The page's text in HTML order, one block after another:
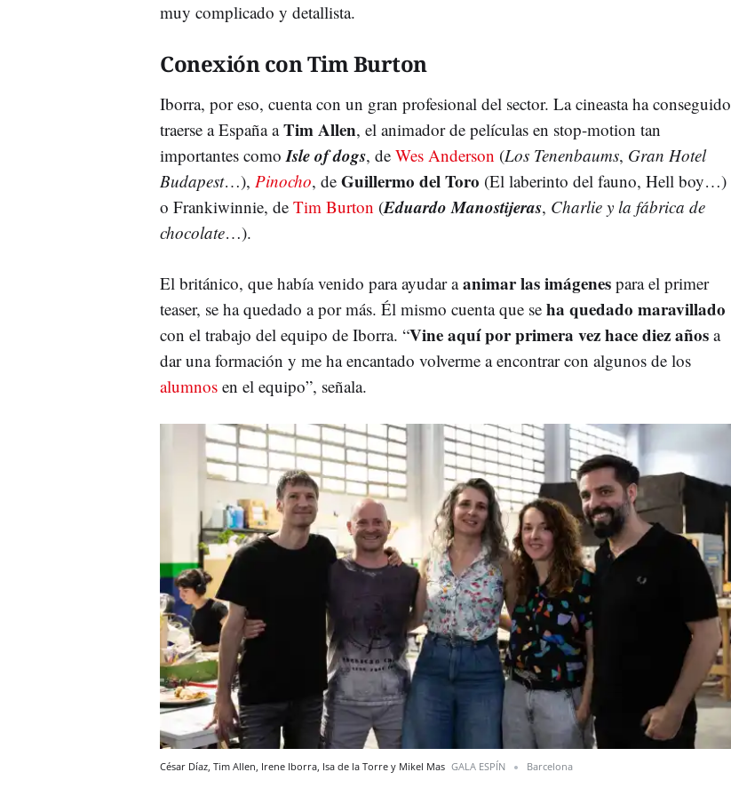
muy complicado y detallista.
Conexión con Tim Burton
Iborra, por eso, cuenta con un gran profesional del sector. La cineasta ha conseguido
traerse a España aTim Allen, el animador de películas en stop-motion tan
importantes como Isle of dogs, de Wes Anderson (Los Tenenbaums, Gran Hotel
Budapest…), Pinocho, de Guillermo del Toro (El laberinto del fauno, Hell boy…)
o Frankiwinnie, de Tim Burton (Eduardo Manostijeras, Charlie y la fábrica de
chocolate…).
El británico, que había venido para ayudar aanimar las imágenes para el primer
teaser, se ha quedado a por más. Él mismo cuenta que se ha quedado maravillado
con el trabajo del equipo de Iborra. “Vine aquí por primera vez hace diez años a
dar una formación y me ha encantado volverme a encontrar con algunos de los
alumnos en el equipo”, señala.
César Díaz, Tim Allen, Irene Iborra, Isa de la Torre y Mikel Mas GALA ESPÍN Barcelona